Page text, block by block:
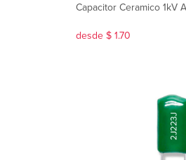
Capacitor Ceramico 1kV
desde $ 1.70